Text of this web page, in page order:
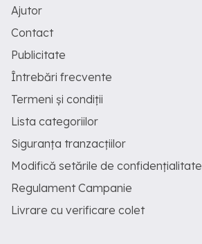
Ajutor
Contact
Publicitate
Întrebări frecvente
Termeni și condiții
Lista categoriilor
Siguranța tranzacțiilor
Modifică setările de confidențialitate
Regulament Campanie
Livrare cu verificare colet